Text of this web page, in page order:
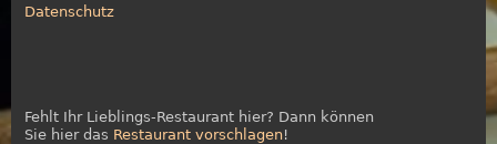
Datenschutz
Fehlt Ihr Lieblings-Restaurant hier? Dann können
Sie hier das Restaurant vorschlagen!